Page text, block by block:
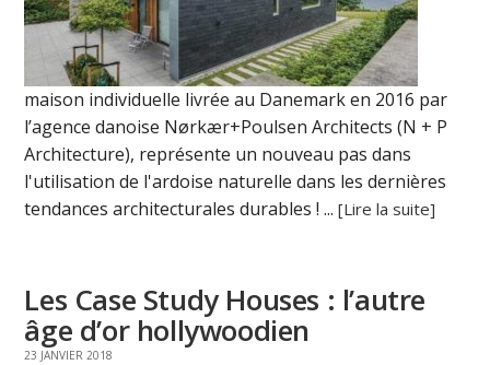
maison individuelle livrée au Danemark en 2016 par
l’agence danoise Nørkær+Poulsen Architects (N + P
Architecture), représente un nouveau pas dans
l'utilisation de l'ardoise naturelle dans les dernières
tendances architecturales durables ! ...[Lire la suite]
Les Case Study Houses : l’autre
âge d’or hollywoodien
23 JANVIER 2018